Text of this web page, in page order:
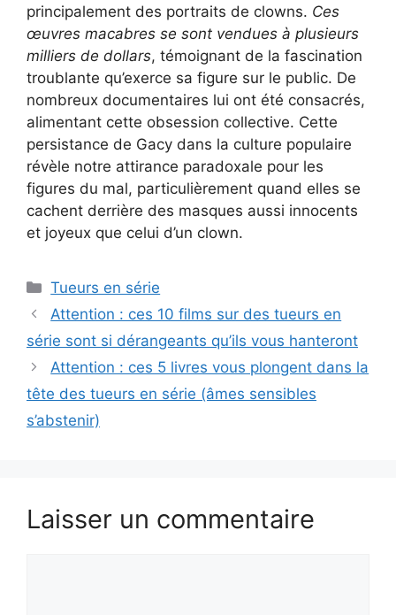
principalement des portraits de clowns. Ces
œuvres macabres se sont vendues à plusieurs
milliers de dollars, témoignant de la fascination
troublante qu’exerce sa figure sur le public. De
nombreux documentaires lui ont été consacrés,
alimentant cette obsession collective. Cette
persistance de Gacy dans la culture populaire
révèle notre attirance paradoxale pour les
figures du mal, particulièrement quand elles se
cachent derrière des masques aussi innocents
et joyeux que celui d’un clown.
Catégories
Tueurs en série
Attention : ces 10 films sur des tueurs en
série sont si dérangeants qu’ils vous hanteront
Attention : ces 5 livres vous plongent dans la
tête des tueurs en série (âmes sensibles
s’abstenir)
Laisser un commentaire